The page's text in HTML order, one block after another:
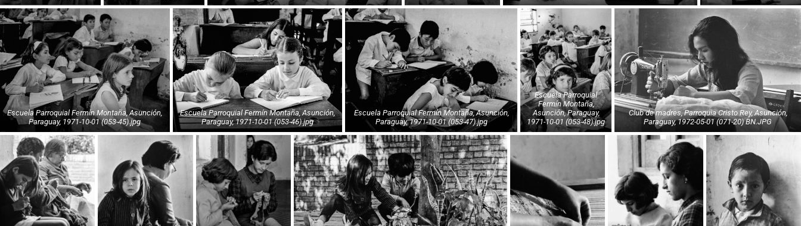
Escuela Parroquial Fermín Montaña, Asunción,
Paraguay, 1971-10-01 (053-45).jpg
Escuela Parroquial Fermín Montaña, Asunción,
Paraguay, 1971-10-01 (053-46).jpg
Escuela Parroquial Fermín Montaña, Asunción,
Paraguay, 1971-10-01 (053-47).jpg
Escuela Parroquial
Fermín Montaña,
Asunción, Paraguay,
1971-10-01 (053-48).jpg
Club de madres, Parroquia Cristo Rey, Asunción,
Paraguay, 1972-05-01 (071-20) BN.JPG